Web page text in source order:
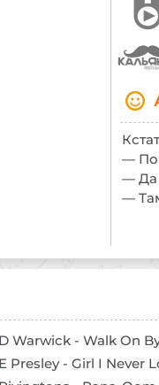
—
— Да
—
D Warwick - Walk On
E Presley - Girl I Never